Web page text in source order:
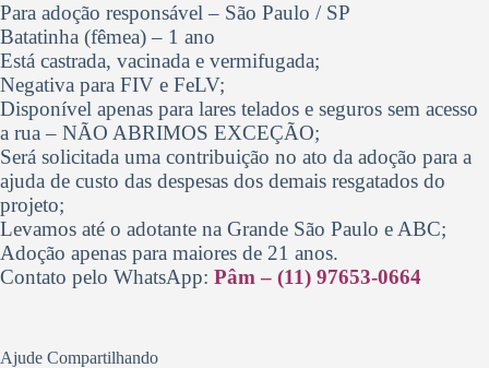
Para adoção responsável – São Paulo / SP
Batatinha (fêmea) – 1 ano
Está castrada, vacinada e vermifugada;
Negativa para FIV e FeLV;
Disponível apenas para lares telados e seguros sem acesso
a rua – NÃO ABRIMOS EXCEÇÃO;
Será solicitada uma contribuição no ato da adoção para a
ajuda de custo das despesas dos demais resgatados do
projeto;
Levamos até o adotante na Grande São Paulo e ABC;
Adoção apenas para maiores de 21 anos.
Contato pelo WhatsApp: Pâm – (11) 97653-0664
Ajude Compartilhando